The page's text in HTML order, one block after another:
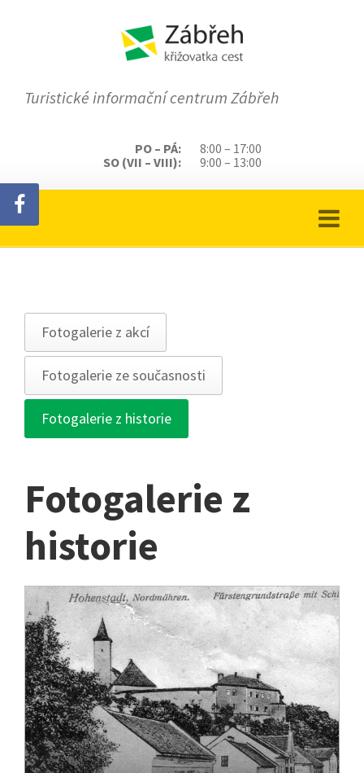
Turistické informační centrum Zábřeh
PO – PÁ:
8:00 – 17:00
SO (VII – VIII):
9:00 – 13:00
Fotogalerie z akcí
Fotogalerie ze současnosti
Fotogalerie z historie
Fotogalerie z
historie